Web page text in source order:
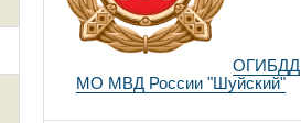
ОГИБДД
МО МВД России "Шуйский"